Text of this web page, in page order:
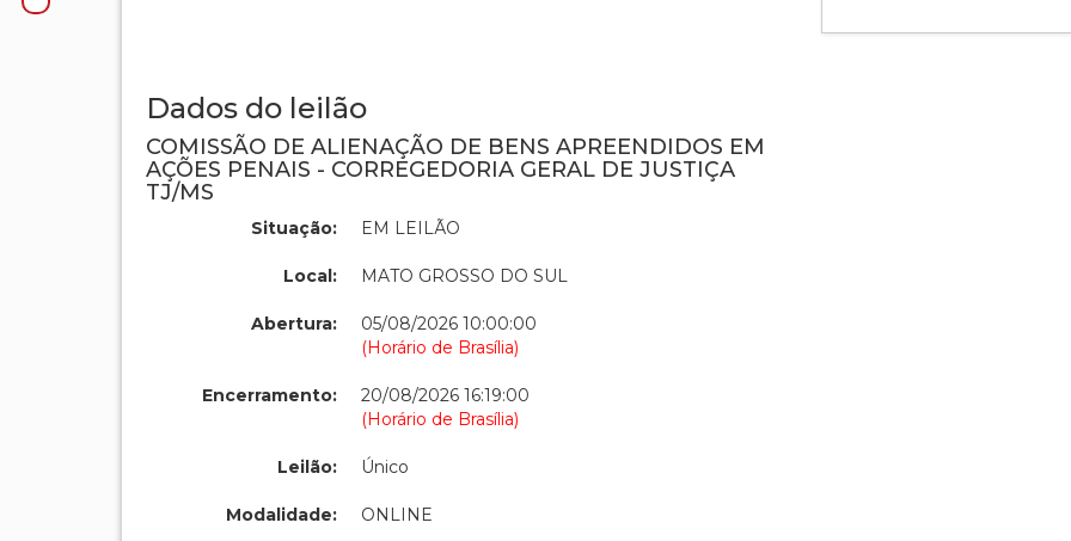
Dados do leilão
COMISSÃO DE ALIENAÇÃO DE BENS APREENDIDOS EM
AÇÕES PENAIS - CORREGEDORIA GERAL DE JUSTIÇA
TJ/MS
Situação: EM LEILÃO
Local: MATO GROSSO DO SUL
Abertura:
05/08/2026 10:00:00
(Horário de Brasília)
Encerramento:
20/08/2026 16:19:00
(Horário de Brasília)
Leilão: Único
Modalidade: ONLINE